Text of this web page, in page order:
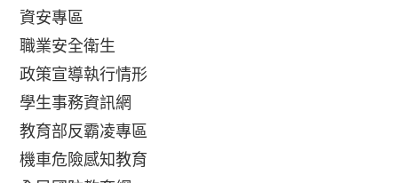
資安專區
職業安全衛生
政策宣導執行情形
學生事務資訊網
教育部反霸凌專區
機車危險感知教育